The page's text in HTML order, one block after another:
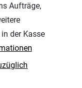
Aufträge,
der Kasse